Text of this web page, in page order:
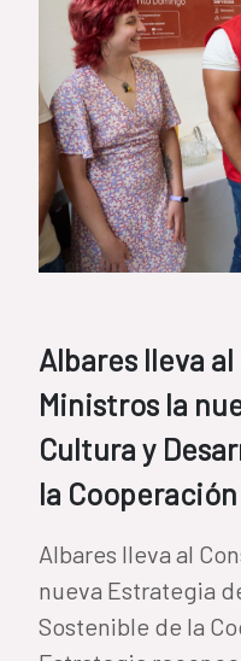
Albares lleva
Ministros la
Cultura y
la
Albares lleva al
nueva Estrategia
Sostenible de la